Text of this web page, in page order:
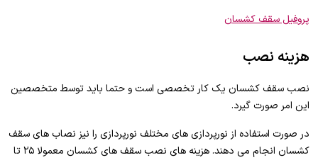
پروفیل سقف کشسان
هزینه نصب
نصب سقف کشسان یک کار تخصصی است و حتما باید توسط متخصصین
این امر صورت گیرد.
در صورت استفاده از نورپردازی های مختلف نورپردازی را نیز نصاب های سقف
کشسان انجام می دهند. هزینه های نصب سقف های کشسان معمولا ۲۵ تا